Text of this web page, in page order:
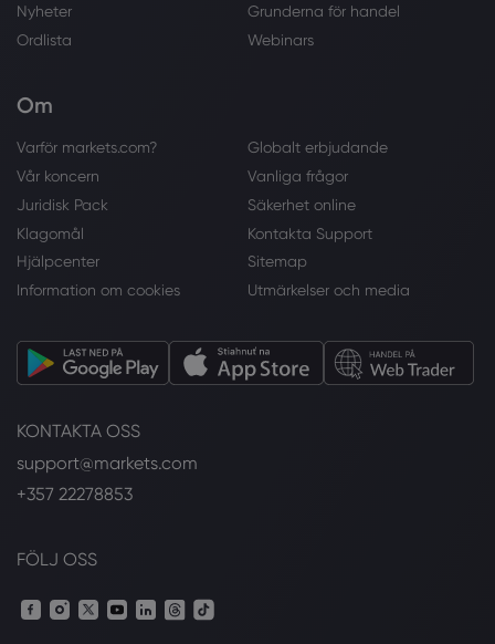
Nyheter
Grunderna för handel
Ordlista
Webinars
Om
Varför markets.com?
Globalt erbjudande
Vår koncern
Vanliga frågor
Juridisk Pack
Säkerhet online
Klagomål
Kontakta Support
Hjälpcenter
Sitemap
Information om cookies
Utmärkelser och media
KONTAKTA OSS
support@markets.com
+357 22278853
FÖLJ OSS